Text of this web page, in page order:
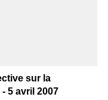
sur la
5 avril 2007